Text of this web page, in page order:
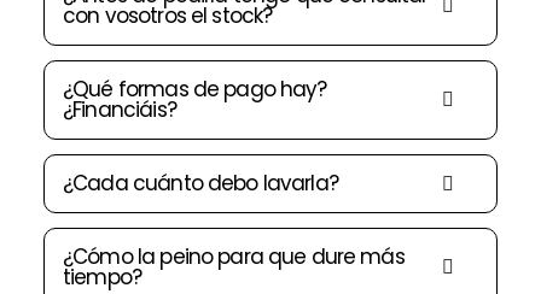
con vosotros el stock?
¿Qué formas de pago hay?
¿Financiáis?
¿Cada cuánto debo lavarla?
¿Cómo la peino para que dure más
tiempo?